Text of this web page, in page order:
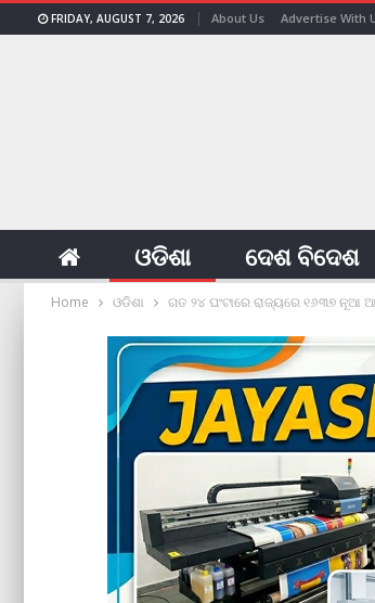
FRIDAY, AUGUST 7, 2026 About Us Advertise With
ଓଡିଶା ଦେଶ ବିଦେଶ
Home ଓଡିଶା ଗତ ୨୪ ଘଂଟାରେ ରାଜ୍ୟରେ ୧୬୩୭ ନୂଆ